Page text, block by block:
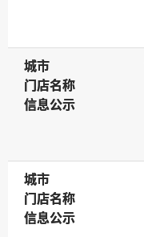
城市
城市
门店名称
门店名称
信息公示
信息公示
城市
城市
门店名称
门店名称
信息公示
信息公示